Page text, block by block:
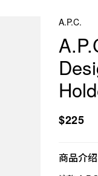
A.P.C.
$225
商品介绍